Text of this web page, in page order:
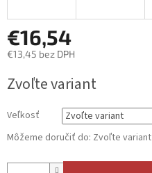
€16,54
€13,45 bez DPH
cena:
Zvoľte variant
Veľkosť
Môžeme doručiť do: Zvoľte variant